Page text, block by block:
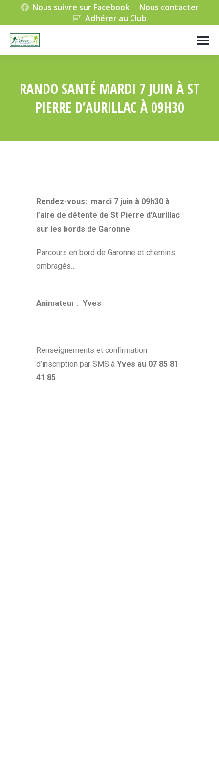
Nous suivre sur Facebook
Nous contacter
Adhérer au Club
RANDO SANTÉ MARDI 7 JUIN À ST
PIERRE D’AURILLAC À 09H30
Rendez-vous: mardi 7 juin à 09h30 à
l’aire de détente de St Pierre d’Aurillac
sur les bords de Garonne.
Parcours en bord de Garonne et chemins
ombragés…
Animateur : Yves
Renseignements et confirmation
d’inscription par SMS à Yves au 07 85 81
41 85